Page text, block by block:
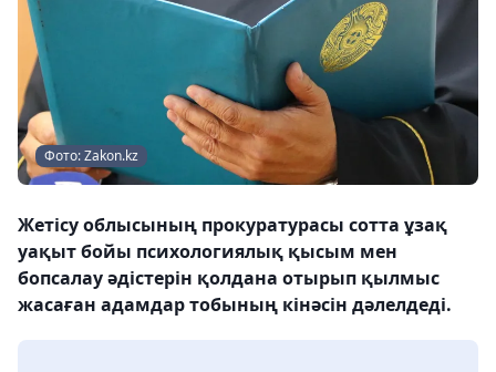
Фото: Zakon.kz
Жетісу облысының прокуратурасы сотта ұзақ
уақыт бойы психологиялық қысым мен
бопсалау әдістерін қолдана отырып қылмыс
жасаған адамдар тобының кінәсін дәлелдеді.